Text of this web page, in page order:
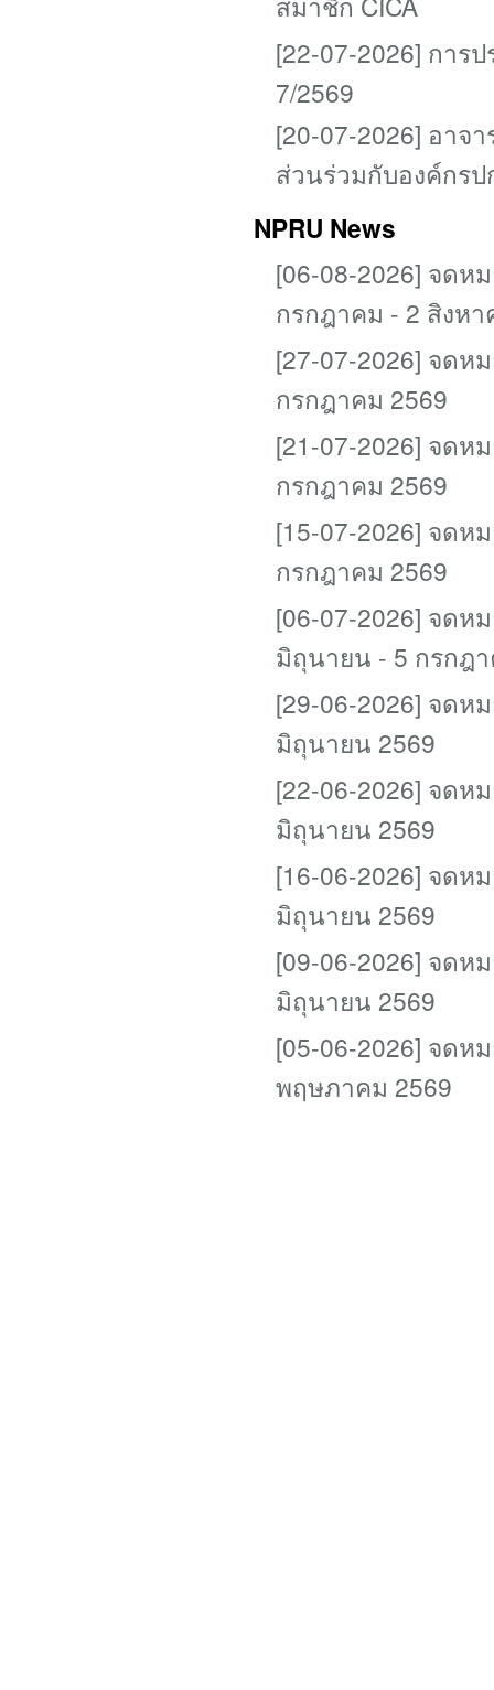
[22-07-2026] การ
7/2569
[20-07-2026] อาจ
ส่วนร่วมกับองค์กร
NPRU News
[06-08-2026] จดห
กรกฎาคม - 2 สิงห
[27-07-2026] จดห
กรกฎาคม 2569
[21-07-2026] จดห
กรกฎาคม 2569
[15-07-2026] จดห
กรกฎาคม 2569
[06-07-2026] จดห
มิถุนายน - 5 กรกฎ
[29-06-2026] จดห
มิถุนายน 2569
[22-06-2026] จดห
มิถุนายน 2569
[16-06-2026] จดห
มิถุนายน 2569
[09-06-2026] จดห
มิถุนายน 2569
[05-06-2026] จดห
พฤษภาคม 2569